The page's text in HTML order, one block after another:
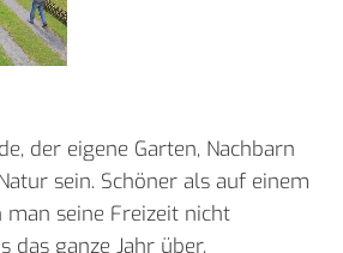
der eigene Garten, Nachbarn
sein. Schöner als auf einem
man seine Freizeit nicht
das ganze Jahr über.